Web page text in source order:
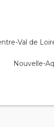
Val de
Nouvelle-